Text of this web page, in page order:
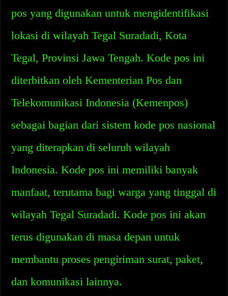
pos yang digunakan untuk mengidentifikasi
lokasi di wilayah Tegal Suradadi, Kota
Tegal, Provinsi Jawa Tengah. Kode pos ini
diterbitkan oleh Kementerian Pos dan
Telekomunikasi Indonesia (Kemenpos)
sebagai bagian dari sistem kode pos nasional
yang diterapkan di seluruh wilayah
Indonesia. Kode pos ini memiliki banyak
manfaat, terutama bagi warga yang tinggal di
wilayah Tegal Suradadi. Kode pos ini akan
terus digunakan di masa depan untuk
membantu proses pengiriman surat, paket,
dan komunikasi lainnya.